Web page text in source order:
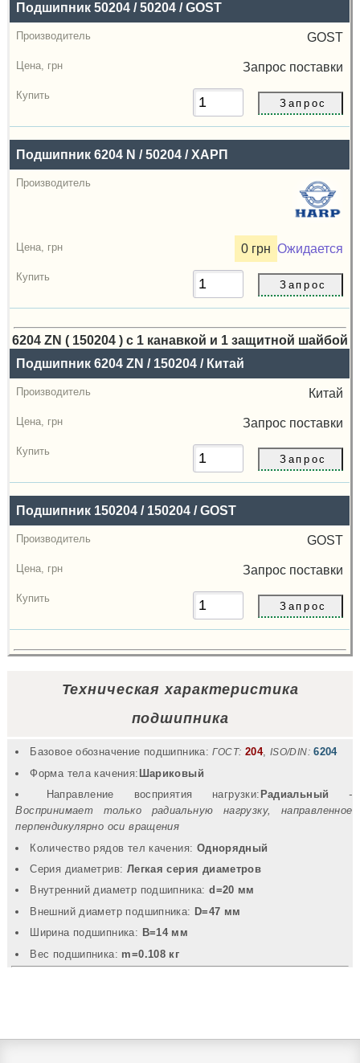
Подшипник 50204 / 50204 / GOST
GOST
Запрос поставки
Подшипник 6204 N / 50204 / ХАРП
0 грн Ожидается
6204 ZN ( 150204 ) с 1 канавкой и 1 защитной шайбой
Назва
Производитель
Радиальный
грн
Купить
Подшипник 6204 ZN / 150204 / Китай
Китай
Запрос поставки
Подшипник 150204 / 150204 / GOST
GOST
Запрос поставки
Техническая характеристика
подшипника
Базовое обозначение подшипника: ГОСТ: 204, ISO/DIN: 6204
Форма тела качения: Шариковый
Направление восприятия нагрузки: Радиальный
-
Воспринимает только радиальную нагрузку, направленное
перпендикулярно оси вращения
Количество рядов тел качения: Однорядный
Серия диаметрив: Легкая серия диаметров
Внутренний диаметр подшипника:d=20 мм
Внешний диаметр подшипника: D=47 мм
Ширина подшипника: B=14 мм
Вec подшипника: m=0.108 кг